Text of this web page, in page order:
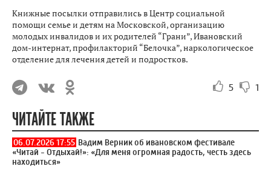
Книжные посылки отправились в Центр социальной
помощи семье и детям на Московской, организацию
молодых инвалидов и их родителей “Грани”, Ивановский
дом-интернат, профилакторий “Белочка”, наркологическое
отделение для лечения детей и подростков.
5 1
ЧИТАЙТЕ ТАКЖЕ
06.07.2026 17:55 Вадим Верник об ивановском фестивале
«Читай - Отдыхай!»: «Для меня огромная радость, честь здесь
находиться»